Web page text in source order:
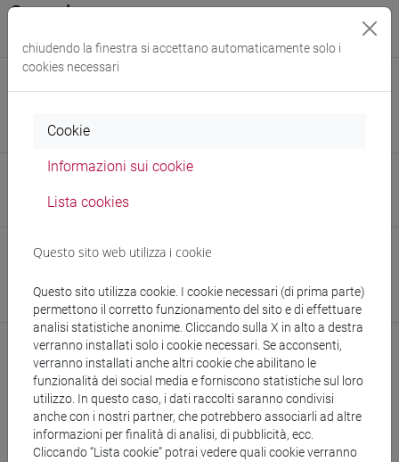
Supervisore
Mondin Luca / Pontani Filippomaria
E-mail
883174@stud.unive.it
www.unive.it/persone/davide.zetto
Struttura
Dipartimento di Studi Umanistici
Sito web struttura:https://www.unive.it/dsu
chiudendo la finestra si accettano automaticamente solo i
cookies necessari
Cookie
Informazioni sui cookie
Lista cookies
Questo sito web utilizza i cookie
Questo sito utilizza cookie. I cookie necessari (di prima parte)
permettono il corretto funzionamento del sito e di effettuare
analisi statistiche anonime. Cliccando sulla X in alto a destra
verranno installati solo i cookie necessari. Se acconsenti,
verranno installati anche altri cookie che abilitano le
funzionalità dei social media e forniscono statistiche sul loro
utilizzo. In questo caso, i dati raccolti saranno condivisi
anche con i nostri partner, che potrebbero associarli ad altre
informazioni per finalità di analisi, di pubblicità, ecc.
Cliccando “Lista cookie” potrai vedere quali cookie verranno